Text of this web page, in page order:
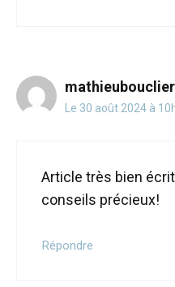
Le 30 août 2024 à
Article très bien
conseils précieux!
Répondre